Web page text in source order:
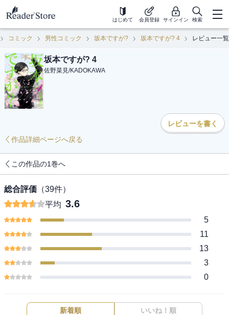
はじめて 会員登録 サインイン 検索
コミック 男性コミック 坂本ですが? 坂本ですが? 4 レビュー一覧
坂本ですが? 4
佐野菜見/KADOKAWA
レビューを書く
作品詳細ページへ戻る
この作品の1巻へ
総合評価 （39件）
平均 3.6
5
11
13
3
0
新着順 いいね！順